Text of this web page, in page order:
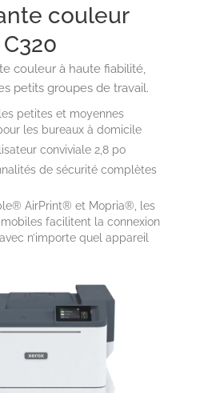
couleur
couleur à haute fiabilité,
petits groupes de travail.
petites et moyennes
les bureaux à domicile
conviviale 2,8 po
de sécurité complètes
AirPrint® et Mopria®, les
facilitent la connexion
n’importe quel appareil